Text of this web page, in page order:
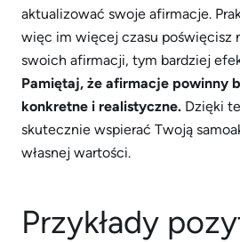
aktualizować swoje afirmacje.
więc im więcej czasu poświęcisz
swoich afirmacji, tym bardziej
Pamiętaj, że afirmacje powinny
konkretne i realistyczne. Dzięki
skutecznie wspierać Twoją
własnej wartości.
Przykłady